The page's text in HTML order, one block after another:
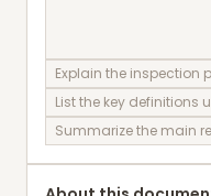
Explain the inspection
List the key definitions
Summarize the main